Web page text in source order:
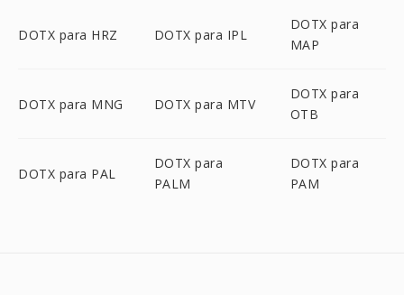
DOTX para HRZ DOTX para IPL
DOTX para
MAP
DOTX para MNG DOTX para MTV
DOTX para
OTB
DOTX para PAL
DOTX para
PALM
DOTX para
PAM